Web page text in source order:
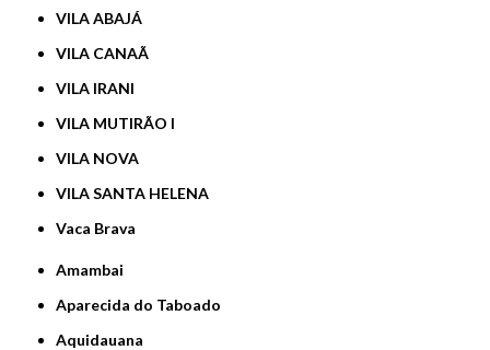
VILA ABAJÁ
VILA CANAÃ
VILA IRANI
VILA MUTIRÃO I
VILA NOVA
VILA SANTA HELENA
Vaca Brava
Amambai
Aparecida do Taboado
Aquidauana